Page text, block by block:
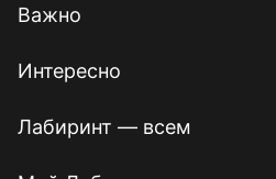
Важно
Интересно
Лабиринт — всем